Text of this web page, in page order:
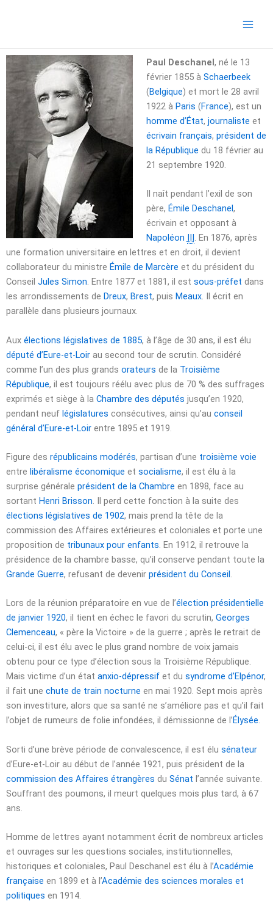
Paul Deschanel, né le 13
février 1855à Schaerbeek
(Belgique) et mort le 28 avril
1922à Paris (France), est un
homme d’État, journaliste et
écrivain français, président de
la République du 18 févrierau
21 septembre 1920.
Il naît pendant l’exil de son
père, Émile Deschanel ,
écrivain et opposant à
Napoléon
. En 1876, après
une formation universitaire en lettres et en droit, il devient
collaborateur du ministre Émile de Marcère et du président du
Conseil Jules Simon. Entre 1877 et 1881, il est sous-préfet dans
les arrondissements de Dreux, Brest, puis Meaux. Il écrit en
parallèle dans plusieurs journaux.
Aux élections législatives de 1885, à l’âge de 30 ans, il est élu
député d’Eure-et-Loir au second tour de scrutin. Considéré
comme l’un des plus grands orateurs de la Troisième
République, il est toujours réélu avec plus de 70 % des suffrages
exprimés et siège à la Chambre des députés jusqu’en 1920,
pendant neuf législatures consécutives, ainsi qu’au conseil
général d’Eure-et-Loir entre 1895 et 1919.
Figure des républicains modérés, partisan d’une troisième voie
entre libéralisme économique et socialisme, il est élu à la
surprise générale président de la Chambre en 1898, face au
sortant Henri Brisson. Il perd cette fonction à la suite des
élections législatives de 1902, mais prend la tête de la
commission des Affaires extérieures et coloniales et porte une
proposition de tribunaux pour enfants. En 1912, il retrouve la
présidence de la chambre basse, qu’il conserve pendant toute la
Grande Guerre, refusant de devenir président du Conseil.
Lors de la réunion préparatoire en vue de l’élection présidentielle
de janvier 1920, il tient en échec le favori du scrutin, Georges
Clemenceau, « père la Victoire » de la guerre ; après le retrait de
celui-ci, il est élu avec le plus grand nombre de voix jamais
obtenu pour ce type d’élection sous la Troisième République.
Mais victime d’un état anxio-dépressif et du syndrome d’Elpénor,
il fait une chute de train nocturne en mai 1920. Sept mois après
son investiture, alors que sa santé ne s’améliore pas et qu’il fait
l’objet de rumeurs de folie infondées, il démissionne de l’Élysée.
Sorti d’une brève période de convalescence, il est élu sénateur
d’Eure-et-Loir au début de l’année 1921, puis président de la
commission des Affaires étrangères du Sénat l’année suivante.
Souffrant des poumons, il meurt quelques mois plus tard, à 67
ans.
Homme de lettres ayant notamment écrit de nombreux articles
et ouvrages sur les questions sociales, institutionnelles,
historiques et coloniales, Paul Deschanel est élu à l’Académie
française en 1899 et à l’Académie des sciences morales et
politiques en 1914.